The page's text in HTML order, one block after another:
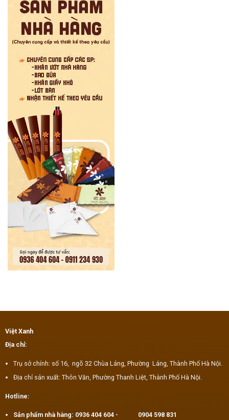
Việt Xanh
Địa chỉ:
Trụ sở chính: số 16, ngõ 32 Chùa Láng, Phường Láng, Thành Phố Hà Nội.
Địa chỉ sản xuất: Thôn Văn, Phường Thanh Liệt, Thành Phố Hà Nội.
Hotline:
Sản phẩm nhà hàng: 0936 404 604- 0904 598 831